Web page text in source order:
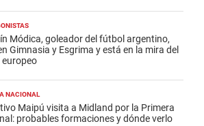
Módica, goleador del fútbol argentino,
Gimnasia y Esgrima y está en la mira del
NACIONAL
Maipú visita a Midland por la Primera
probables formaciones y dónde verlo